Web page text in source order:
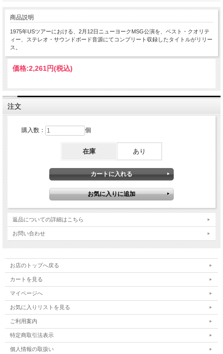
商品説明
1975年USツアーにおける、2月12日ニューヨークMSG公演を、ベスト・クオリテ
ィー、ステレオ・サウンドボード音源にてコンプリート収録したタイトルがリリー
ス。
価格:2,261円(税込)
注文
購入数： 個
在庫 あり
返品についての詳細はこちら
お問い合わせ
お店のトップへ戻る
カートを見る
マイページへ
お気に入りリストを見る
ご利用案内
特定商取引法表示
個人情報の取扱い